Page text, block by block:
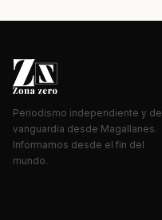
Periodismo independiente y de
vanguardia desde Magallanes.
Informamos desde el fin del
mundo.